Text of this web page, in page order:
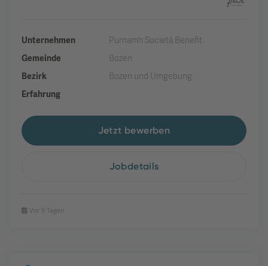
Unternehmen
Purnamh Società Benefit
Gemeinde
Bozen
Bezirk
Bozen und Umgebung
Erfahrung
Jetzt bewerben
Jobdetails
Vor 9 Tagen